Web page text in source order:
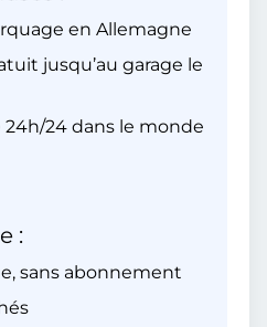
en Allemagne
jusqu’au garage le
24h/24 dans le monde
:
sans abonnement